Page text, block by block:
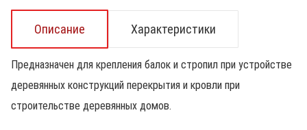
Описание Характеристики
Предназначен для крепления балок и стропил при устройстве
деревянных конструкций перекрытия и кровли при
строительстве деревянных домов.